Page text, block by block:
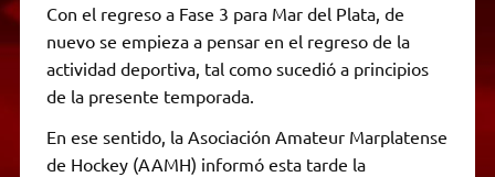
Con el regreso a Fase 3 para Mar del Plata, de
nuevo se empieza a pensar en el regreso de la
actividad deportiva, tal como sucedió a principios
de la presente temporada.
En ese sentido, la Asociación Amateur Marplatense
de Hockey (AAMH) informó esta tarde la